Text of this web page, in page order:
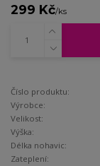
299 Kč/ks
Číslo produktu:
Výrobce:
Velikost:
Výška:
Délka nohavic:
Zateplení: